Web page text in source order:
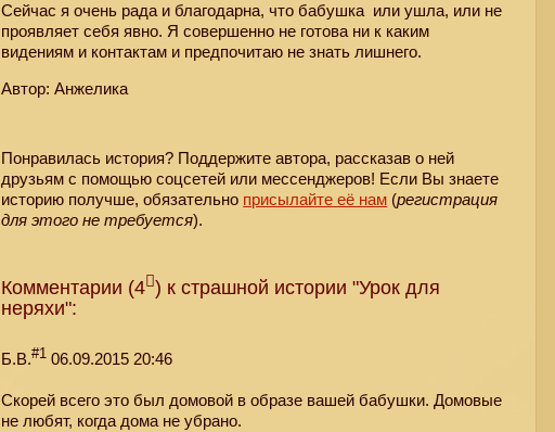
Сейчас я очень рада и благодарна, что бабушка или ушла, или не
проявляет себя явно. Я совершенно не готова ни к каким
видениям и контактам и предпочитаю не знать лишнего.
Автор: Анжелика
Понравилась история? Поддержите автора, рассказав о ней
друзьям с помощью соцсетей или мессенджеров! Если Вы знаете
историю получше, обязательно присылайте её нам (регистрация
для этого не требуется).
Комментарии (4 ) к страшной истории "Урок для
неряхи":
Б.В.#1 06.09.2015 20:46
Скорей всего это был домовой в образе вашей бабушки. Домовые
не любят, когда дома не убрано.